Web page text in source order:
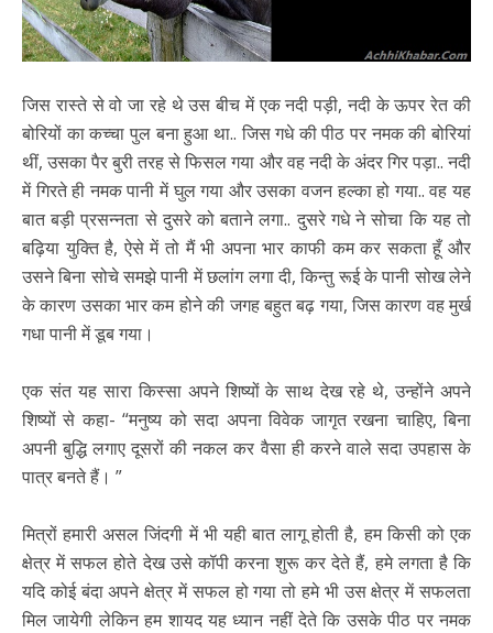
जिस रास्ते से वो जा रहे थे उस बीच में एक नदी पड़ी, नदी के ऊपर रेत की
बोरियों का कच्चा पुल बना हुआ था.. जिस गधे की पीठ पर नमक की बोरियां
थीं, उसका पैर बुरी तरह से फिसल गया और वह नदी के अंदर गिर पड़ा.. नदी
में गिरते ही नमक पानी में घुल गया और उसका वजन हल्का हो गया.. वह यह
बात बड़ी प्रसन्नता से दुसरे को बताने लगा.. दुसरे गधे ने सोचा कि यह तो
बढ़िया युक्ति है, ऐसे में तो मैं भी अपना भार काफी कम कर सकता हूँ और
उसने बिना सोचे समझे पानी में छलांग लगा दी, किन्तु रूई के पानी सोख लेने
के कारण उसका भार कम होने की जगह बहुत बढ़ गया, जिस कारण वह मुर्ख
गधा पानी में डूब गया।
एक संत यह सारा किस्सा अपने शिष्यों के साथ देख रहे थे, उन्होंने अपने
शिष्यों से कहा- “मनुष्य को सदा अपना विवेक जागृत रखना चाहिए, बिना
अपनी बुद्धि लगाए दूसरों की नकल कर वैसा ही करने वाले सदा उपहास के
पात्र बनते हैं। ”
मित्रों हमारी असल जिंदगी में भी यही बात लागू होती है, हम किसी को एक
क्षेत्र में सफल होते देख उसे कॉपी करना शुरू कर देते हैं, हमे लगता है कि
यदि कोई बंदा अपने क्षेत्र में सफल हो गया तो हमे भी उस क्षेत्र में सफलता
मिल जायेगी लेकिन हम शायद यह ध्यान नहीं देते कि उसके पीठ पर नमक